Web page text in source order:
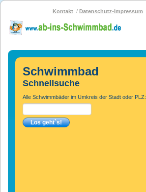
Kontakt Datenschutz-Impressum
Start
Schwimmbad-Karte
Bäder nach PLZ
Bäder nach Stadt
SOS-Schwimmbad
Blog
Schwimmbad
Schnellsuche
Alle Schwimmbäder im Umkreis der Stadt oder PLZ: